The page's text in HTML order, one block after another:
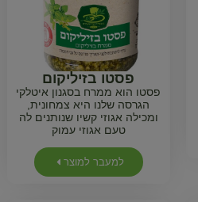
פסטו בזיליקום
פסטו הוא ממרח בסגנון איטלקי
הגרסה שלנו היא צמחונית,
ומכילה אגוזי קשיו שנותנים לה
טעם אגוזי עמוק
למעבר למוצר